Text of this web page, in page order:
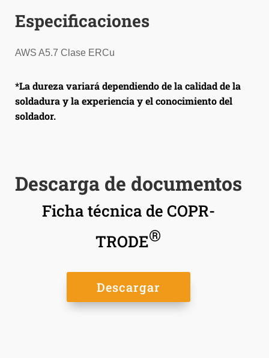
Especificaciones
AWS A5.7 Clase ERCu
*La dureza variará dependiendo de la calidad de la
soldadura y la experiencia y el conocimiento del
soldador.
Descarga de documentos
Ficha técnica de COPR-
TRODE®
Descargar